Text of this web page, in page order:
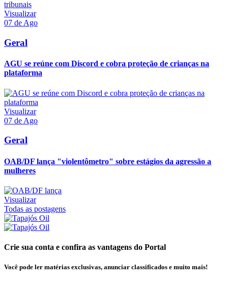
Visualizar
07 de Ago
Geral
AGU se reúne com Discord e cobra proteção de crianças na
plataforma
Visualizar
07 de Ago
Geral
OAB/DF lança "violentômetro" sobre estágios da agressão a
mulheres
Visualizar
Todas as postagens
Crie sua conta e confira as vantagens do Portal
Você pode ler matérias exclusivas, anunciar classificados e muito mais!